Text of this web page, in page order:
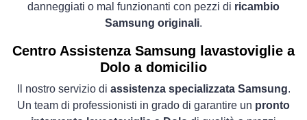
danneggiati o mal funzionanti con pezzi di ricambio
Samsung originali.
Centro Assistenza Samsung lavastoviglie a
Dolo a domicilio
Il nostro servizio di assistenza specializzata Samsung.
Un team di professionisti in grado di garantire un pronto